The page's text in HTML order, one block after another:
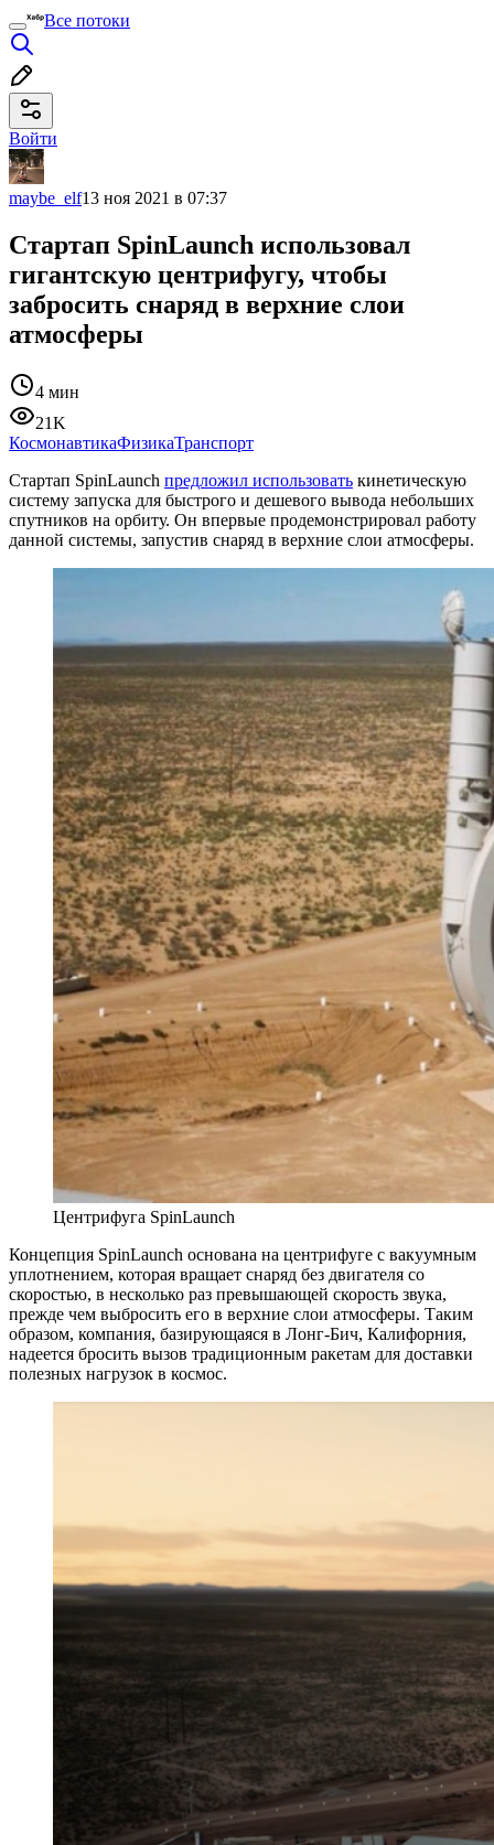
Все потоки
Войти
maybe_elf13 ноя 2021 в 07:37
Стартап SpinLaunch использовал
гигантскую центрифугу, чтобы
забросить снаряд в верхние слои
атмосферы
4 мин
21K
КосмонавтикаФизикаТранспорт
Стартап SpinLaunch предложил использовать кинетическую
систему запуска для быстрого и дешевого вывода небольших
спутников на орбиту. Он впервые продемонстрировал работу
данной системы, запустив снаряд в верхние слои атмосферы.
Центрифуга SpinLaunch
Концепция SpinLaunch основана на центрифуге с вакуумным
уплотнением, которая вращает снаряд без двигателя со
скоростью, в несколько раз превышающей скорость звука,
прежде чем выбросить его в верхние слои атмосферы. Таким
образом, компания, базирующаяся в Лонг-Бич, Калифорния,
надеется бросить вызов традиционным ракетам для доставки
полезных нагрузок в космос.